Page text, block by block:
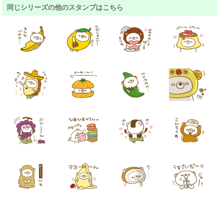
同じシリーズの他のスタンプはこちら